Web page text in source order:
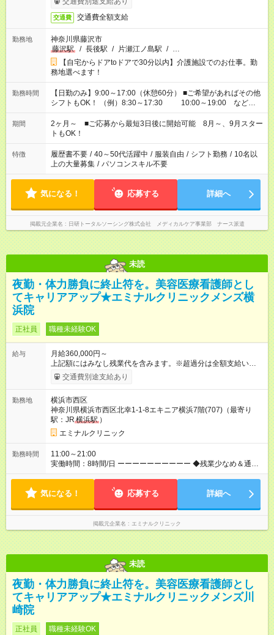
交通費 交通費全額支給
勤務地
神奈川県藤沢市
藤沢駅
/ 長後駅 / 片瀬江ノ島駅 / …
【自宅からドアtoドアで30分以内】介護施設でのお仕事。勤
務地選べます！
勤務時間
【日勤のみ】9:00～17:00（休憩60分） ■ご希望があればその他
シフトもOK！ （例）8:30～17:30 10:00～19:00 など
「家族とお休みを合わせたい」 「できれば残業はしたくない」
など、あなたのご希望に沿ったお仕事をご紹介します！ ※Wワ
ーク希望の方へ 今ご覧のお仕事で希望する勤務時間と、もう1つ
のお仕事の勤務時間。 合計で週40時間を超える場合は応募でき
ません
期間
2ヶ月～ ■ご応募から最短3日後に開始可能 8月～、9月スター
トもOK！
特徴 履歴書不要 / 40～50代活躍中 / 服装自由 / シフト勤務 / 10名以
上の大量募集 / パソコンスキル不要
気になる！ 応募する 詳細へ
掲載元企業名 日研トータルソーシング株式会社 メディカルケア事業部 ナース派遣
未読
夜勤・体力勝負に終止符を。美容医療看護師とし
てキャリアアップ★エミナルクリニックメンズ横
浜院
正社員 職種未経験OK
給与
月給360,000円～
上記額にはみなし残業代を含みます。※超過分は全額支給いたし
ます。 みなし残業代 46,900円／月 みなし残業時間 23時間／月
【試用期間】試用期間あり 試用期間の長さ：6ヶ月 ※ 雇用形態
採用（契約社員） 給与：月給 340,000円 ～ 340,000円 上記額に
はみなし残業代を含みます。※超過分は全額支給いたします。
みなし残業代 46,900円／月 みなし残業時間 23時間／月
交通費別途支給あり
勤務地
横浜市西区
神奈川県横浜市西区北幸1-1-8エキニア横浜7階(707)（最寄り
駅：JR 横浜駅 ）
エミナルクリニック
勤務時間
11:00～21:00
実働時間：8時間/日 ーーーーーーーーーー ◆残業少なめ＆通勤
も楽々◆ ーーーーーーーーーー 11時開院のため、朝はゆっくり
ーーーーーーーーー ◆夜勤はありません◆ ーーーーーーーーー
気になる！ 応募する 詳細へ
掲載元企業名 エミナルクリニック
未読
夜勤・体力勝負に終止符を。美容医療看護師とし
てキャリアアップ★エミナルクリニックメンズ川
崎院
正社員 職種未経験OK